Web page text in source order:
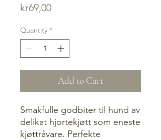
kr69,00Price
Quantity *
Add to Cart
Smakfulle godbiter til hund av
delikat hjortekjøtt som eneste
kjøttråvare. Perfekte